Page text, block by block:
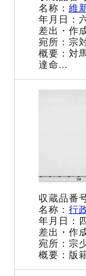
維
宗
対
達命...
行
宗
版